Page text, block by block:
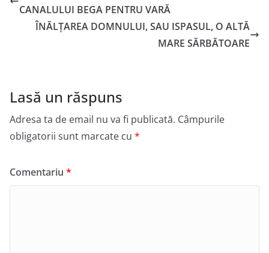
CANALULUI BEGA PENTRU VARĂ
ÎNĂLŢAREA DOMNULUI, SAU ISPASUL, O ALTĂ
MARE SĂRBĂTOARE
Lasă un răspuns
Adresa ta de email nu va fi publicată. Câmpurile
obligatorii sunt marcate cu *
Comentariu *